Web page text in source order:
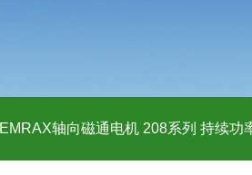
EMRAX轴向磁通电机 208系列 持续功